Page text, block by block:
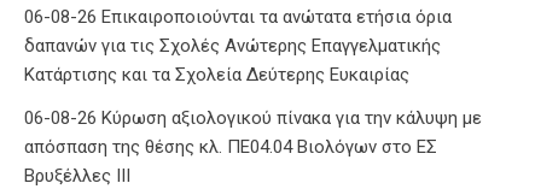
06-08-26 Επικαιροποιούνται τα ανώτατα ετήσια όρια
δαπανών για τις Σχολές Ανώτερης Επαγγελματικής
Κατάρτισης και τα Σχολεία Δεύτερης Ευκαιρίας
06-08-26 Κύρωση αξιολογικού πίνακα για την κάλυψη με
απόσπαση της θέσης κλ. ΠΕ04.04 Βιολόγων στο ΕΣ
Βρυξέλλες ΙΙΙ